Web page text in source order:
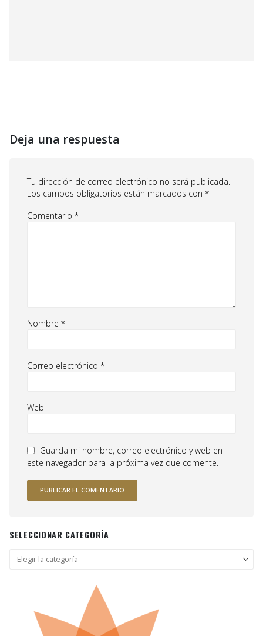
Deja una respuesta
Tu dirección de correo electrónico no será publicada.
Los campos obligatorios están marcados con *
Comentario *
Nombre *
Correo electrónico *
Web
Guarda mi nombre, correo electrónico y web en
este navegador para la próxima vez que comente.
SELECCIONAR CATEGORÍA
Seleccionar
categoría